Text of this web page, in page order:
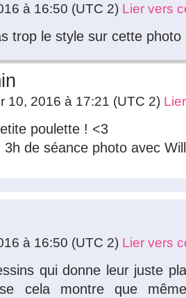
à 16:50 (UTC 2) Lier vers
trop le style sur cette
10, 2016 à 17:21 (UTC 2)
poulette ! <3
3h de séance photo avec
à 16:50 (UTC 2) Lier vers
qui donne leur juste
cela montre que